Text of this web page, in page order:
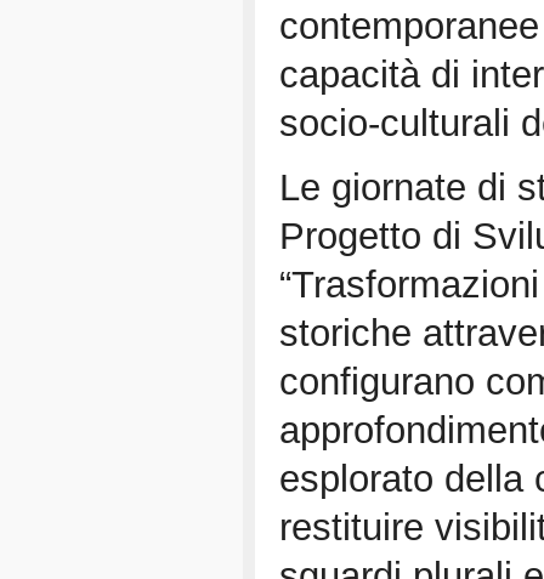
capacità di
socio-culturali
Le giornate di
Progetto di
storiche
configurano
esplorato della
restituire